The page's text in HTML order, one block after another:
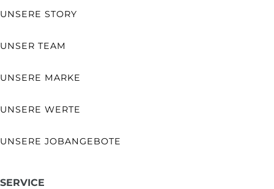
UNSERE STORY
UNSER TEAM
UNSERE MARKE
UNSERE WERTE
UNSERE JOBANGEBOTE
SERVICE